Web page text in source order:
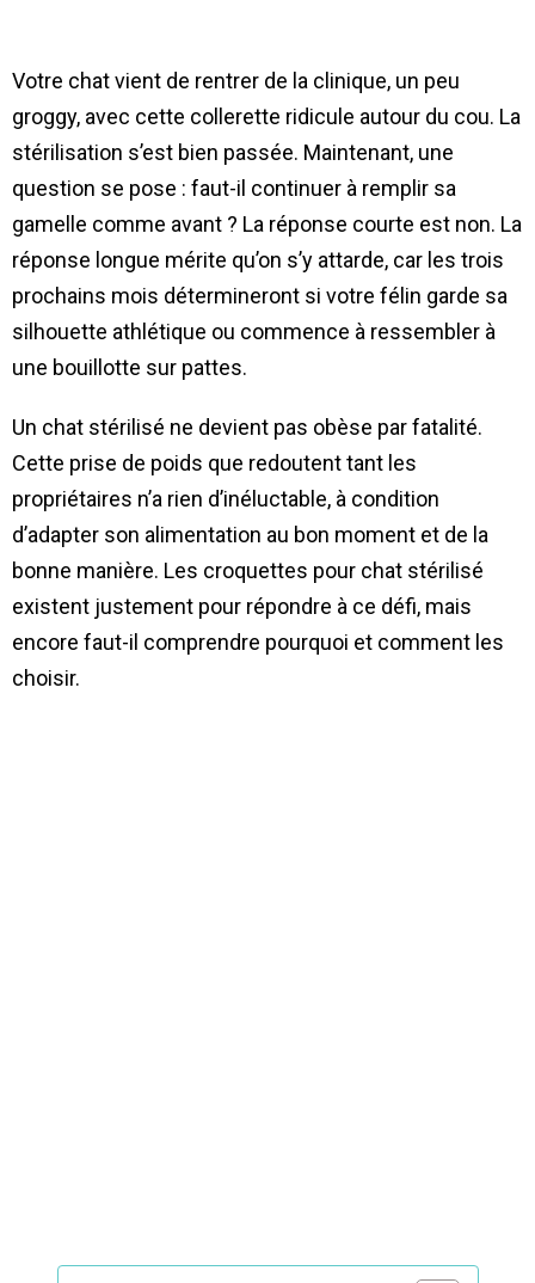
Votre chat vient de rentrer de la clinique, un peu
groggy, avec cette collerette ridicule autour du cou. La
stérilisation s’est bien passée. Maintenant, une
question se pose : faut-il continuer à remplir sa
gamelle comme avant ? La réponse courte est non. La
réponse longue mérite qu’on s’y attarde, car les trois
prochains mois détermineront si votre félin garde sa
silhouette athlétique ou commence à ressembler à
une bouillotte sur pattes.
Un chat stérilisé ne devient pas obèse par fatalité.
Cette prise de poids que redoutent tant les
propriétaires n’a rien d’inéluctable, à condition
d’adapter son alimentation au bon moment et de la
bonne manière. Les croquettes pour chat stérilisé
existent justement pour répondre à ce défi, mais
encore faut-il comprendre pourquoi et comment les
choisir.